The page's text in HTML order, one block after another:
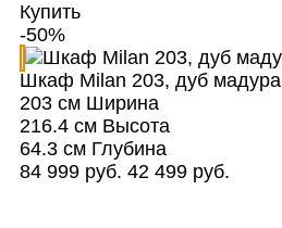
Купить
-50%
Шкаф Milan 203, дуб мадура
203 смШирина
216.4 смВысота
64.3 смГлубина
84 999 руб. 42 499 руб.